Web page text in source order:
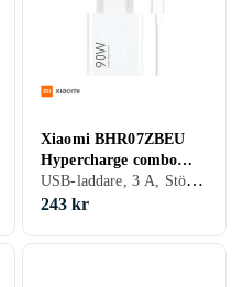
Xiaomi BHR07ZBEU
Hypercharge combo
(Type-A) 90W
USB-laddare, 3 A, Stöd för snabbladdning, Stöd för snabbladdning
243 kr